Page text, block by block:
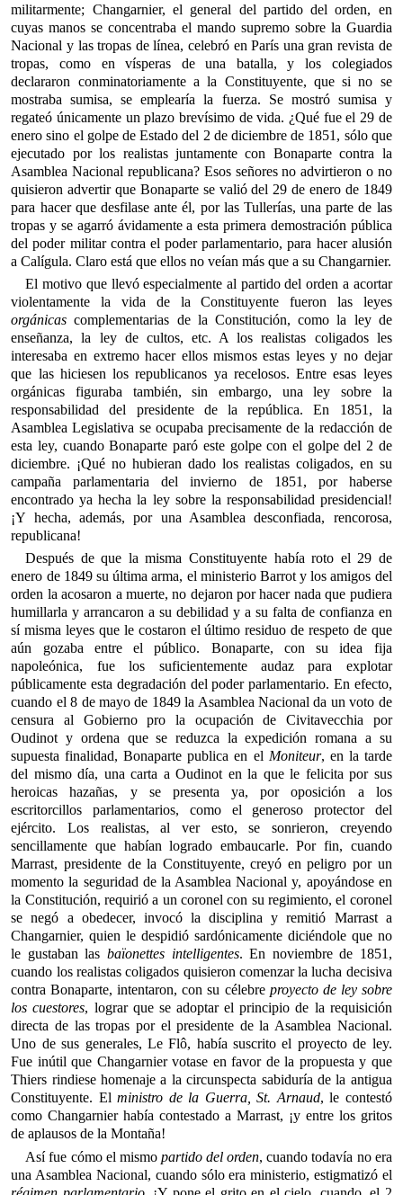
militarmente; Changarnier, el general del partido del orden, en
cuyas manos se concentraba el mando supremo sobre la Guardia
Nacional y las tropas de línea, celebró en París una gran revista de
tropas, como en vísperas de una batalla, y los colegiados
declararon conminatoriamente a la Constituyente, que si no se
mostraba sumisa, se emplearía la fuerza. Se mostró sumisa y
regateó únicamente un plazo brevísimo de vida. ¿Qué fue el 29 de
enero sino el golpe de Estado del 2 de diciembre de 1851, sólo que
ejecutado por los realistas juntamente con Bonaparte contra la
Asamblea Nacional republicana? Esos señores no advirtieron o no
quisieron advertir que Bonaparte se valió del 29 de enero de 1849
para hacer que desfilase ante él, por las Tullerías, una parte de las
tropas y se agarró ávidamente a esta primera demostración pública
del poder militar contra el poder parlamentario, para hacer alusión
a Calígula. Claro está que ellos no veían más que a su Changarnier.
El motivo que llevó especialmente al partido del orden a acortar
violentamente la vida de la Constituyente fueron las leyes
orgánicas complementarias de la Constitución, como la ley de
enseñanza, la ley de cultos, etc. A los realistas coligados les
interesaba en extremo hacer ellos mismos estas leyes y no dejar
que las hiciesen los republicanos ya recelosos. Entre esas leyes
orgánicas figuraba también, sin embargo, una ley sobre la
responsabilidad del presidente de la república. En 1851, la
Asamblea Legislativa se ocupaba precisamente de la redacción de
esta ley, cuando Bonaparte paró este golpe con el golpe del 2 de
diciembre. ¡Qué no hubieran dado los realistas coligados, en su
campaña parlamentaria del invierno de 1851, por haberse
encontrado ya hecha la ley sobre la responsabilidad presidencial!
¡Y hecha, además, por una Asamblea desconfiada, rencorosa,
republicana!
Después de que la misma Constituyente había roto el 29 de
enero de 1849 su última arma, el ministerio Barrot y los amigos del
orden la acosaron a muerte, no dejaron por hacer nada que pudiera
humillarla y arrancaron a su debilidad y a su falta de confianza en
sí misma leyes que le costaron el último residuo de respeto de que
aún gozaba entre el público. Bonaparte, con su idea fija
napoleónica, fue los suficientemente audaz para explotar
públicamente esta degradación del poder parlamentario. En efecto,
cuando el 8 de mayo de 1849 la Asamblea Nacional da un voto de
censura al Gobierno pro la ocupación de Civitavecchia por
Oudinot y ordena que se reduzca la expedición romana a su
supuesta finalidad, Bonaparte publica en el Moniteur, en la tarde
del mismo día, una carta a Oudinot en la que le felicita por sus
heroicas hazañas, y se presenta ya, por oposición a los
escritorcillos parlamentarios, como el generoso protector del
ejército. Los realistas, al ver esto, se sonrieron, creyendo
sencillamente que habían logrado embaucarle. Por fin, cuando
Marrast, presidente de la Constituyente, creyó en peligro por un
momento la seguridad de la Asamblea Nacional y, apoyándose en
la Constitución, requirió a un coronel con su regimiento, el coronel
se negó a obedecer, invocó la disciplina y remitió Marrast a
Changarnier, quien le despidió sardónicamente diciéndole que no
le gustaban las baïonettes intelligentes. En noviembre de 1851,
cuando los realistas coligados quisieron comenzar la lucha decisiva
contra Bonaparte, intentaron, con su célebre proyecto de ley sobre
los cuestores, lograr que se adoptar el principio de la requisición
directa de las tropas por el presidente de la Asamblea Nacional.
Uno de sus generales, Le Flô, había suscrito el proyecto de ley.
Fue inútil que Changarnier votase en favor de la propuesta y que
Thiers rindiese homenaje a la circunspecta sabiduría de la antigua
Constituyente. Elministro de la Guerra, St. Arnaud, le contestó
como Changarnier había contestado a Marrast, ¡y entre los gritos
de aplausos de la Montaña!
Así fue cómo el mismo partido del orden, cuando todavía no era
una Asamblea Nacional, cuando sólo era ministerio, estigmatizó el